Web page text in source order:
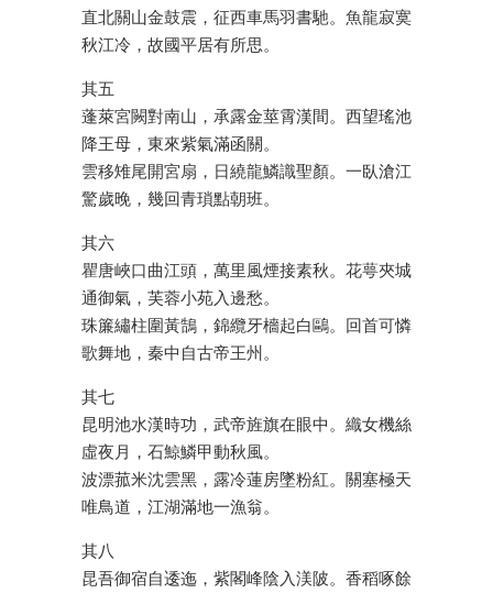
直北關山金鼓震，征西車馬羽書馳。魚龍寂寞
秋江冷，故國平居有所思。
其五
蓬萊宮闕對南山，承露金莖霄漢間。西望瑤池
降王母，東來紫氣滿函關。
雲移雉尾開宮扇，日繞龍鱗識聖顏。一臥滄江
驚歲晚，幾回青瑣點朝班。
其六
瞿唐峽口曲江頭，萬里風煙接素秋。花萼夾城
通御氣，芙蓉小苑入邊愁。
珠簾繡柱圍黃鵠，錦纜牙檣起白鷗。回首可憐
歌舞地，秦中自古帝王州。
其七
昆明池水漢時功，武帝旌旗在眼中。織女機絲
虛夜月，石鯨鱗甲動秋風。
波漂菰米沈雲黑，露冷蓮房墜粉紅。關塞極天
唯鳥道，江湖滿地一漁翁。
其八
昆吾御宿自逶迤，紫閣峰陰入渼陂。香稻啄餘